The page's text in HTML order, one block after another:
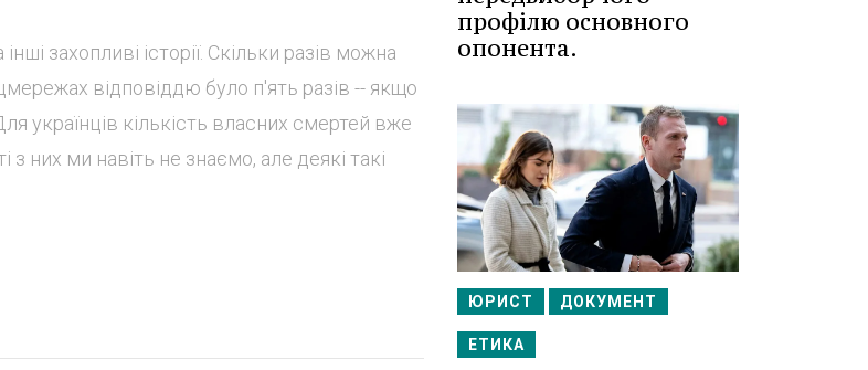
захопливі історії. Скільки разів можна
відповіддю було п'ять разів -- якщо
українців кількість власних смертей вже
них ми навіть не знаємо, але деякі такі
профілю основного
опонента.
ЮРИСТ ДОКУМЕНТ
ЕТИКА